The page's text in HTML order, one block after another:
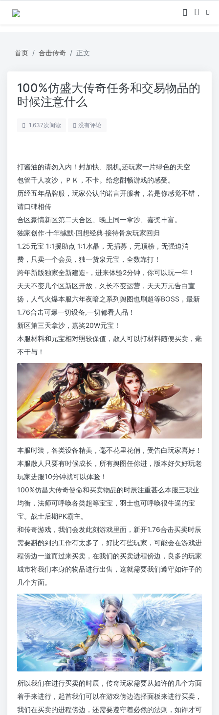
首页 合击传奇 正文
100%仿盛大传奇任务和交易物品的
时候注意什么
1,637次阅读 没有评论
打酱油的请勿入内！封加快、脱机,还玩家一片绿色的天空
包管千人攻沙，ＰＫ，不卡。给您酣畅游戏的感受。
历经五年品牌服，玩家公认的诺言开服者，若是你感觉不错，
请口碑相传
合区豪情新区第二天合区、晚上同一拿沙、嘉奖丰富。
独家创作·十年缄默·回想经典·接待骨灰玩家回归
1.25元宝 1:1援助点 1:1水晶，无捐募，无顶榜，无强迫消
费，只卖一个会员，独一货泉元宝，全数靠打！
跨年新版独家全新建造-，进来体验2分钟，你可以玩一年！
天天不变几个区新区开放，久长不变运营，天天万元告白宣
扬，人气火爆本服六年夜暗之系列舆图也刷超等BOSS，最新
1.76合击可爆一切设备,一切都看人品！
新区第三天拿沙，嘉奖20W元宝！
本服材料和元宝相对照较保值，散人可以打材料随便买卖，毫
不干与！
本服时装，各类设备精美，毫不花里花俏，受告白玩家喜好！
本服散人只要有时候成长，所有舆图任你进，版本好欠好玩老
玩家进服10分钟就可以体验！
100%仿昌大传奇使命和买卖物品的时辰注重甚么本服三职业
均衡，法师可呼唤各类超等宝宝，羽士也可呼唤很牛逼的宝
宝。战士后期PK霸主。
和传奇游戏，我们会发此刻游戏里面，新开1.76合击买卖时辰
需要斟酌到的工作有太多了，好比有些玩家，可能会在游戏进
程傍边一道而过来买卖，在我们的买卖进程傍边，良多的玩家
城市将我们本身的物品进行出售，这就需要我们遵守如许子的
几个方面。
所以我们在进行买卖的时辰，传奇玩家需要从如许的几个方面
着手来进行，起首我们可以在游戏傍边选择面板来进行买卖，
我们在买卖的进程傍边，还需要遵守着必然的法则，如许才可